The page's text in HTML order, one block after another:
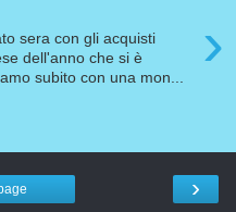
›
sera con gli acquisti
dell'anno che si è
subito con una mon...
›